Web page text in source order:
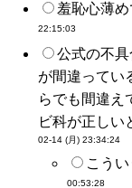
羞恥心薄
22:15:03
公式の不
が間違ってい
らでも間違え
ビ科が正しい
02-14 (月) 23:34:24
こう